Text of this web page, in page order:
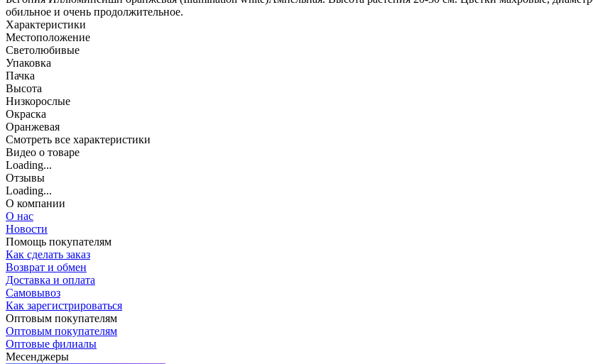
обильное и очень продолжительное.
Характеристики
Местоположение
Светолюбивые
Упаковка
Пачка
Высота
Низкорослые
Окраска
Оранжевая
Cмотреть все характеристики
Видео о товаре
Loading...
Отзывы
Loading...
О компании
О нас
Новости
Помощь покупателям
Как сделать заказ
Возврат и обмен
Доставка и оплата
Самовывоз
Как зарегистрироваться
Оптовым покупателям
Оптовым покупателям
Оптовые филиалы
Месенджеры